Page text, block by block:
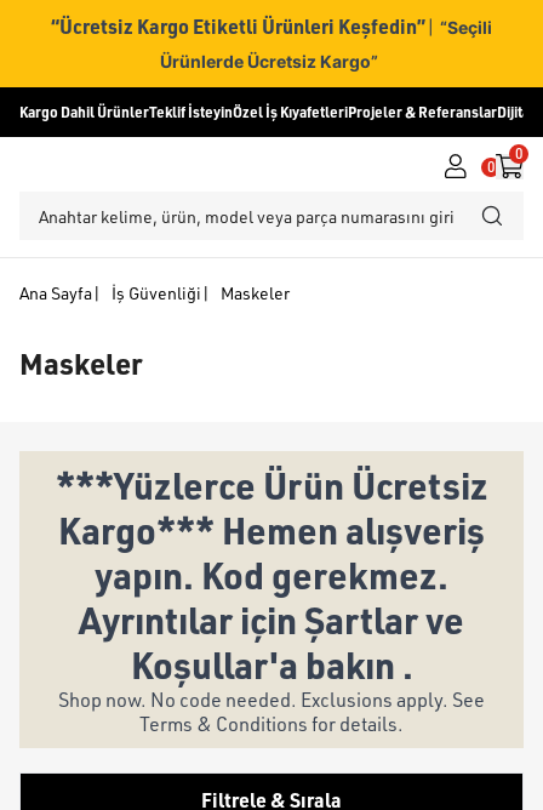
“Ücretsiz Kargo Etiketli Ürünleri Keşfedin” | “Seçili
Ürünlerde Ücretsiz Kargo”
Kargo Dahil ÜrünlerTeklif İsteyinÖzel İş KıyafetleriProjeler & ReferanslarDijital
0
0
Ana Sayfa| İş Güvenliği | Maskeler
Maskeler
***Yüzlerce Ürün Ücretsiz
Kargo*** Hemen alışveriş
yapın. Kod gerekmez.
Ayrıntılar için Şartlar ve
Koşullar'a bakın .
Shop now. No code needed. Exclusions apply. See
Terms & Conditions for details.
Filtrele & Sırala